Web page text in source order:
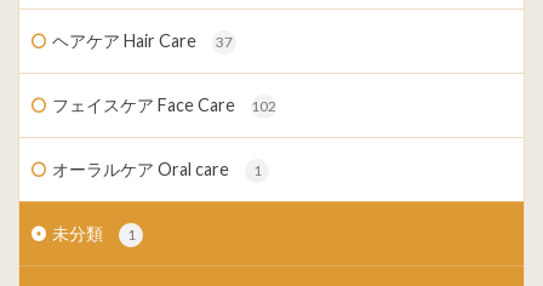
ヘアケア Hair Care 37
フェイスケア Face Care 102
オーラルケア Oral care 1
未分類 1